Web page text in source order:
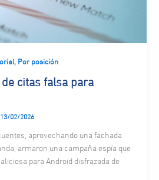
, Por posición
citas falsa para
13/02/2026
aprovechando una fachada
armaron una campaña espía que
para Android disfrazada de